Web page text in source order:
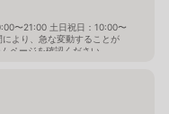
〜21:00 土日祝日：10:00〜
より、急な変動することが
ページを確認ください